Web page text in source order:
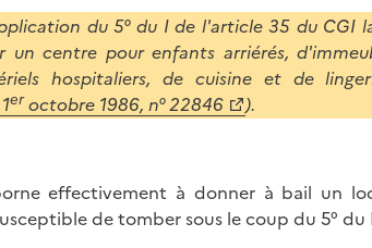
du 5° du I de l'article 35 du CGI
centre pour enfants arriérés,
hospitaliers, de cuisine et de
eroctobre 1986, n° 22846
).
effectivement à donner à bail un
de tomber sous le coup du 5° du